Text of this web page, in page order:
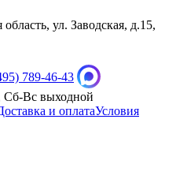
ул. Заводская, д.15,
789-46-43
Сб-Вс выходной
и оплатаУсловия